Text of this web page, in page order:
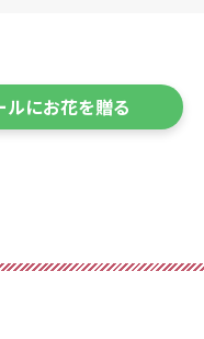
ルにお花を贈る